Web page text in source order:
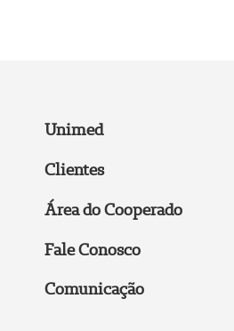
Unimed
Clientes
Área do Cooperado
Fale Conosco
Comunicação